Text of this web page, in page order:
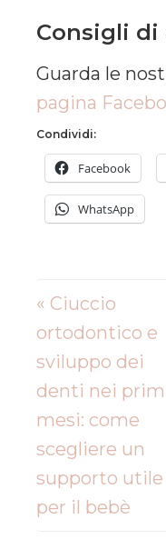
Consigli
Guarda le
pagina
Condividi:
Facebook
WhatsApp
« Ciuccio
ortodontico e
sviluppo dei
denti nei
mesi: come
scegliere un
supporto utile
per il bebè